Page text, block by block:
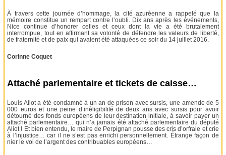
À travers cette journée d’hommage, la cité azuréenne a rappelé que la
mémoire constitue un rempart contre l’oubli. Dix ans après les événements,
Nice continue d’honorer celles et ceux dont la vie a été brutalement
interrompue, tout en affirmant sa volonté de défendre les valeurs de liberté,
de fraternité et de paix qui avaient été attaquées ce soir du 14 juillet 2016.
Corinne Coquet
Attaché parlementaire et tickets de caisse…
Louis Aliot a été condamné à un an de prison avec sursis, une amende de 5
000 euros et une peine d’inéligibilité de deux ans avec sursis pour avoir
détourné des fonds européens de leur destination initiale, à savoir payer un
attaché parlementaire… qui n’a jamais été attaché parlementaire du député
Aliot ! Et bien entendu, le maire de Perpignan pousse des cris d’orfraie et crie
à l’injustice… car il ne s’est pas enrichi personnellement. Étrange façon de
nier le vol de l’argent des contribuables européens…